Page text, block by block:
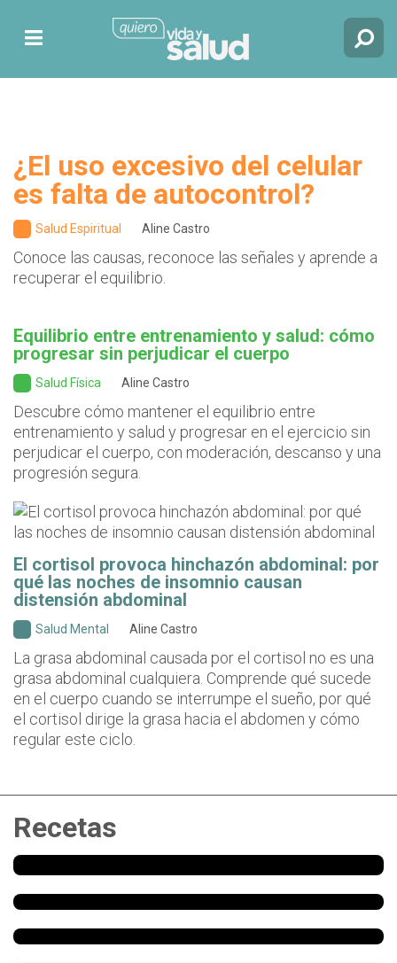
¿El uso excesivo del celular
es falta de autocontrol?
Salud Espiritual Aline Castro
Conoce las causas, reconoce las señales y aprende a
recuperar el equilibrio.
Equilibrio entre entrenamiento y salud: cómo
progresar sin perjudicar el cuerpo
Salud Física Aline Castro
Descubre cómo mantener el equilibrio entre
entrenamiento y salud y progresar en el ejercicio sin
perjudicar el cuerpo, con moderación, descanso y una
progresión segura.
El cortisol provoca hinchazón abdominal: por
qué las noches de insomnio causan
distensión abdominal
Salud Mental Aline Castro
La grasa abdominal causada por el cortisol no es una
grasa abdominal cualquiera. Comprende qué sucede
en el cuerpo cuando se interrumpe el sueño, por qué
el cortisol dirige la grasa hacia el abdomen y cómo
regular este ciclo.
Recetas